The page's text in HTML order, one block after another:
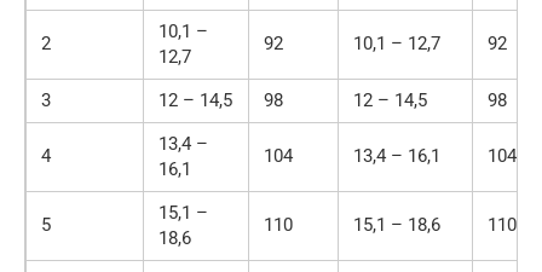
2
10,1 –
12,7
92 10,1 – 12,7 92
3 12 – 14,5 98 12 – 14,5 98
4
13,4 –
16,1
104 13,4 – 16,1 104
5
15,1 –
18,6
110 15,1 – 18,6 110